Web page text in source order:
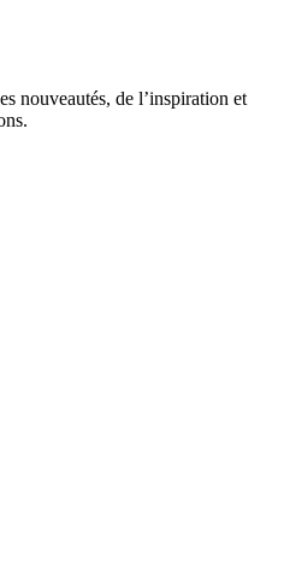
nouveautés, de l’inspiration et